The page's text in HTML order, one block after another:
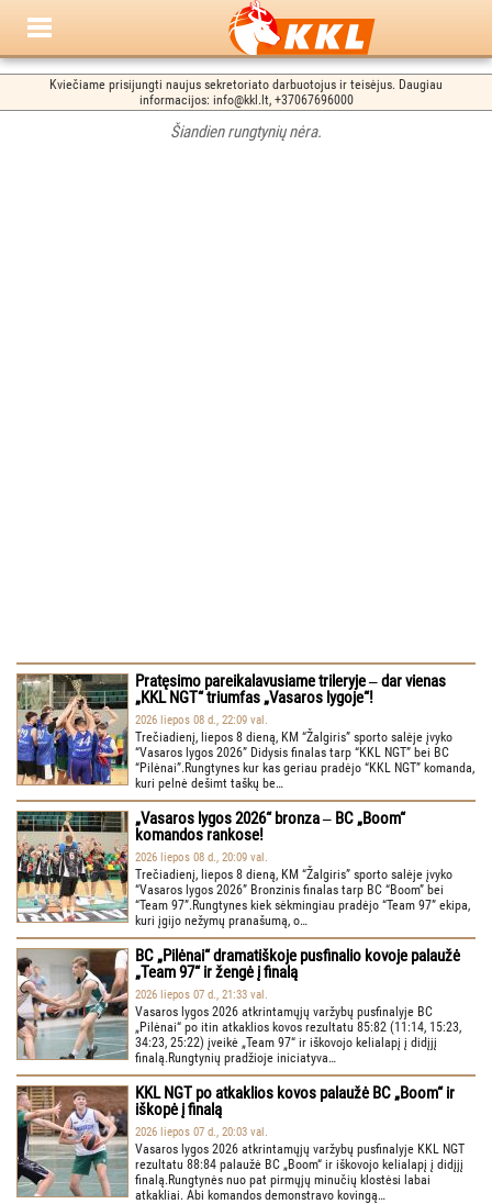
Kviečiame prisijungti naujus sekretoriato darbuotojus ir teisėjus. Daugiau
informacijos: info@kkl.lt, +37067696000
Šiandien rungtynių nėra.
Pratęsimo pareikalavusiame trileryje ‒ dar vienas
„KKL NGT“ triumfas „Vasaros lygoje“!
2026 liepos 08 d., 22:09 val.
Trečiadienį, liepos 8 dieną, KM “Žalgiris” sporto salėje įvyko
“Vasaros lygos 2026” Didysis finalas tarp “KKL NGT” bei BC
“Pilėnai”.Rungtynes kur kas geriau pradėjo “KKL NGT” komanda,
kuri pelnė dešimt taškų be…
„Vasaros lygos 2026“ bronza ‒ BC „Boom“
komandos rankose!
2026 liepos 08 d., 20:09 val.
Trečiadienį, liepos 8 dieną, KM “Žalgiris” sporto salėje įvyko
“Vasaros lygos 2026” Bronzinis finalas tarp BC “Boom” bei
“Team 97”.Rungtynes kiek sėkmingiau pradėjo “Team 97” ekipa,
kuri įgijo nežymų pranašumą, o…
BC „Pilėnai“ dramatiškoje pusfinalio kovoje palaužė
„Team 97“ ir žengė į finalą
2026 liepos 07 d., 21:33 val.
Vasaros lygos 2026 atkrintamųjų varžybų pusfinalyje BC
„Pilėnai“ po itin atkaklios kovos rezultatu 85:82 (11:14, 15:23,
34:23, 25:22) įveikė „Team 97“ ir iškovojo kelialapį į didįjį
finalą.Rungtynių pradžioje iniciatyva…
KKL NGT po atkaklios kovos palaužė BC „Boom“ ir
iškopė į finalą
2026 liepos 07 d., 20:03 val.
Vasaros lygos 2026 atkrintamųjų varžybų pusfinalyje KKL NGT
rezultatu 88:84 palaužė BC „Boom“ ir iškovojo kelialapį į didįjį
finalą.Rungtynės nuo pat pirmųjų minučių klostėsi labai
atkakliai. Abi komandos demonstravo kovingą…